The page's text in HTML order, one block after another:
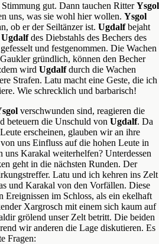
gut. Dann tauchen RitterYsgol
uns, was sie wohl hier wollen. Ysgol
ob er der Seiltänzer ist. Ugdalfbejaht
Ugdalfdes Diebstahls des Bechers des
und festgenommen. Die Wachen
gründlich, können den Becher
wird Ugdalfdurch die Wachen
Strafen. Latu macht eine Geste, die ich
Wie schrecklich und barbarisch!
verschwunden sind, reagieren die
beteuern die Unschuld von Ugdalf. Da
erscheinen, glauben wir an ihre
uns Einfluss auf die hohen Leute in
Karakal weiterhelfen? Unterdessen
geht in die nächsten Runden. Der
Latu und ich kehren ins Zelt
und Karakal von den Vorfällen. Diese
Ereignissen im Schloss, als ein ekelhaft
Xargrosch mit einem sich kaum auf
grölend unser Zelt betritt. Die beiden
wir anderen die Lage diskutieren. Es
Fragen: